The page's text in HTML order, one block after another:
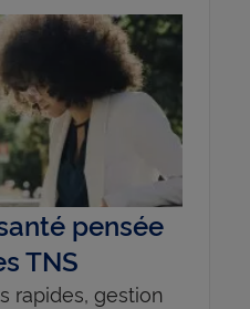
pensée
TNS
rapides, gestion